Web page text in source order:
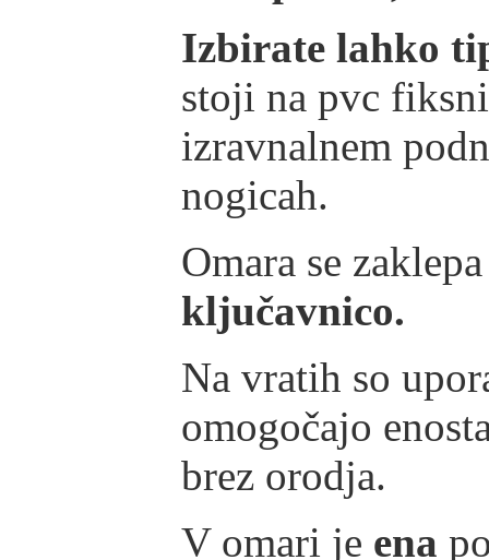
Izbirate lahko
stoji na pvc
izravnalnem
nogicah.
Omara se
ključavnico.
Na vratih so
omogočajo
brez orodja.
V omari je ena